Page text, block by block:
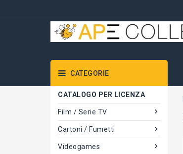
CATEGORIE
CATALOGO PER LICENZA
Film / Serie TV
Cartoni / Fumetti
Videogames